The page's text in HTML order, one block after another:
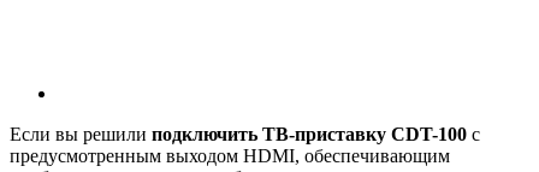
Если вы решили подключить ТВ-приставку CDT-100 с
предусмотренным выходом HDMI, обеспечивающим